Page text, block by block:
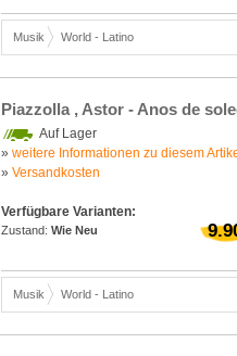
Musik World - Latino
Piazzolla , Astor - Anos de
Auf Lager
» weitere Informationen zu diesem
» Versandkosten
Verfügbare Varianten:
Zustand: Wie Neu
Musik World - Latino